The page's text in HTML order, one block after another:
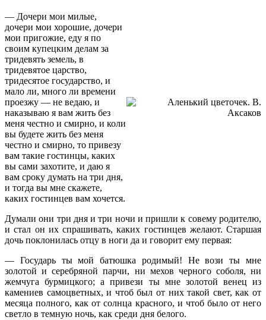
— Дочери мои милые,
дочери мои хорошие, дочери
мои пригожие, еду я по
своим купецким делам за
тридевять земель, в
тридевятое царство,
тридесятое государство, и
мало ли, много ли времени
проезжу — не ведаю, и
наказываю я вам жить без
меня честно и смирно, и коли
вы будете жить без меня
честно и смирно, то привезу
вам такие гостинцы, каких
вы сами захотите, и даю я
вам сроку думать на три дня,
и тогда вы мне скажете,
каких гостинцев вам хочется.
Думали они три дня и три ночи и пришли к совему родителю,
и стал он их спрашивать, каких гостинцев желают. Старшая
дочь поклонилась отцу в ноги да и говорит ему первая:
— Государь ты мой батюшка родимый! Не вози ты мне
золотой и серебряной парчи, ни мехов черного соболя, ни
жемчуга бурмицкого; а привези ты мне золотой венец из
камениев самоцветных, и чтоб был от них такой свет, как от
месяца полного, как от солнца красного, и чтоб было от него
светло в темную ночь, как среди дня белого.